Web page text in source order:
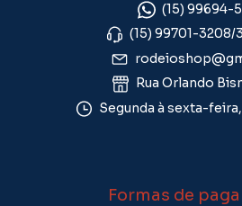
(15) 99694-
(15) 99701-3208/
Rua Orlando
Segunda à sexta-feira,
Formas de